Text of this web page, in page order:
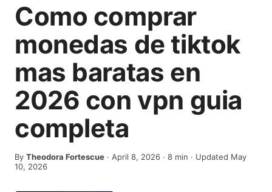
Como comprar
monedas de tiktok
mas baratas en
2026 con vpn guia
completa
By Theodora Fortescue · April 8, 2026 · 8 min · Updated May
10, 2026